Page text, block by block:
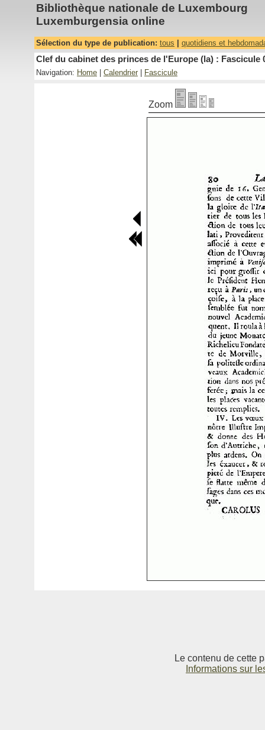
Bibliothèque nationale de Luxembourg
Luxemburgensia online
Sélection du type de publication: tous quotidiens et
Clef du cabinet des princes de l'Europe (la) : Fascicule
Navigation: Home Calendrier Fascicule
Zoom
Le contenu de cette
Informations sur